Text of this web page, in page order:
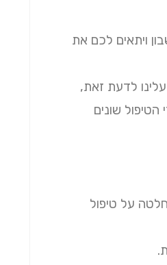
ויתאים לכם את
לדעת זאת,
הטיפול שונים
על טיפול